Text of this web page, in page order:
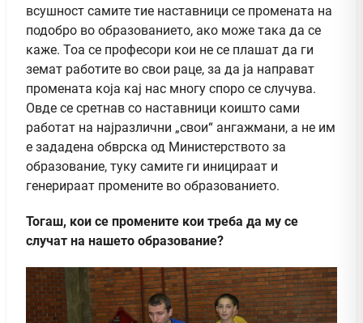
всушност самите тие наставници се промената на
подобро во образованието, ако може така да се
каже. Тоа се професори кои не се плашат да ги
земат работите во свои раце, за да ја направат
промената која кај нас многу споро се случува.
Овде се сретнав со наставници коишто сами
работат на најразлични „свои“ ангажмани, а не им
е зададена обврска од Министерството за
образование, туку самите ги иницираат и
генерираат промените во образованието.
Тогаш, кои се промените кои треба да му се
случат на нашето образование?